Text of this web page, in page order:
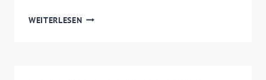
WEITERLESENTAUCHTURM